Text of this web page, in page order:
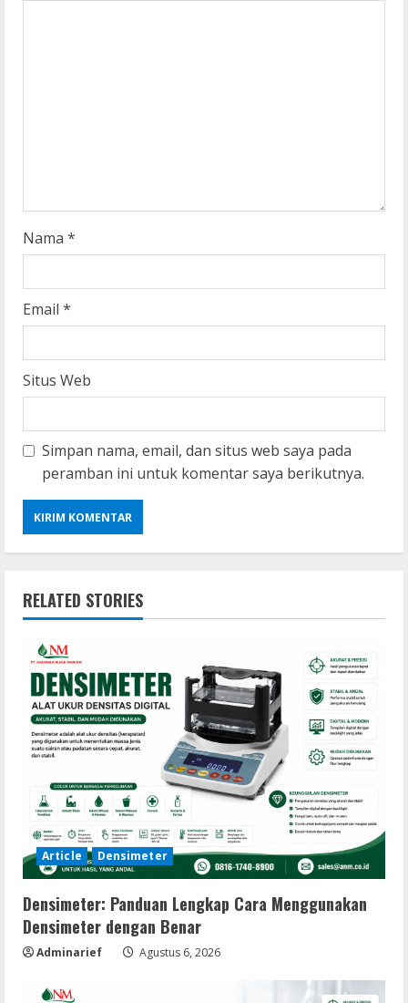
n
g
Nama *
Email *
Situs Web
Simpan nama, email, dan situs web saya pada
peramban ini untuk komentar saya berikutnya.
RELATED STORIES
Article Densimeter
Densimeter: Panduan Lengkap Cara Menggunakan
Densimeter dengan Benar
Adminarief Agustus 6, 2026